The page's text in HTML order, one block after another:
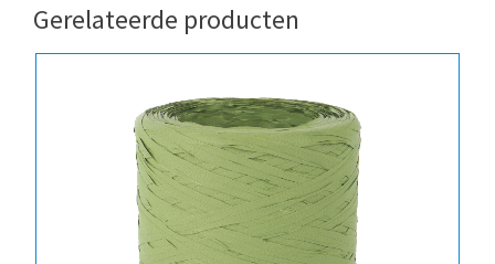
Gerelateerde producten